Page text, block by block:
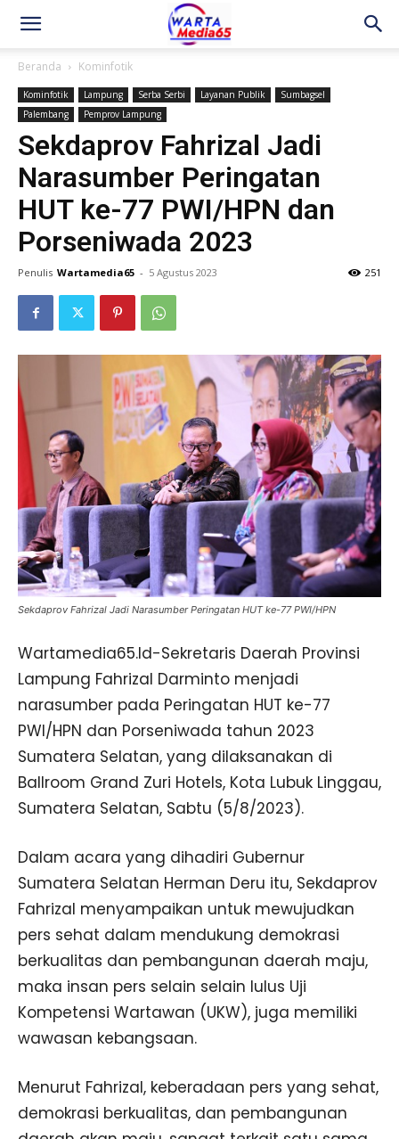
Beranda Kominfotik
Kominfotik Lampung Serba Serbi Layanan Publik
Sumbagsel
Palembang
Pemprov Lampung
Sekdaprov Fahrizal Jadi
Narasumber Peringatan
HUT ke-77 PWI/HPN dan
Porseniwada 2023
Penulis Wartamedia65 - 5 Agustus 2023 251
Sekdaprov Fahrizal Jadi Narasumber Peringatan HUT ke-77 PWI/HPN
Wartamedia65.Id-Sekretaris Daerah Provinsi
Lampung Fahrizal Darminto menjadi
narasumber pada Peringatan HUT ke-77
PWI/HPN dan Porseniwada tahun 2023
Sumatera Selatan, yang dilaksanakan di
Ballroom Grand Zuri Hotels, Kota Lubuk Linggau,
Sumatera Selatan, Sabtu (5/8/2023).
Dalam acara yang dihadiri Gubernur
Sumatera Selatan Herman Deru itu, Sekdaprov
Fahrizal menyampaikan untuk mewujudkan
pers sehat dalam mendukung demokrasi
berkualitas dan pembangunan daerah maju,
maka insan pers selain selain lulus Uji
Kompetensi Wartawan (UKW), juga memiliki
wawasan kebangsaan.
Menurut Fahrizal, keberadaan pers yang sehat,
demokrasi berkualitas, dan pembangunan